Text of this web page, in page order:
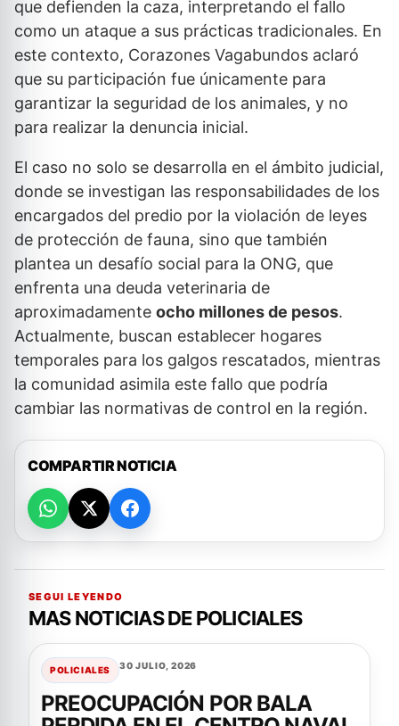
que defienden la caza, interpretando el fallo
como un ataque a sus prácticas tradicionales. En
este contexto, Corazones Vagabundos aclaró
que su participación fue únicamente para
garantizar la seguridad de los animales, y no
para realizar la denuncia inicial.
El caso no solo se desarrolla en el ámbito judicial,
donde se investigan las responsabilidades de los
encargados del predio por la violación de leyes
de protección de fauna, sino que también
plantea un desafío social para la ONG, que
enfrenta una deuda veterinaria de
aproximadamente ocho millones de pesos.
Actualmente, buscan establecer hogares
temporales para los galgos rescatados, mientras
la comunidad asimila este fallo que podría
cambiar las normativas de control en la región.
COMPARTIR NOTICIA
SEGUI LEYENDO
MAS NOTICIAS DE POLICIALES
POLICIALES 30 JULIO, 2026
PREOCUPACIÓN POR BALA